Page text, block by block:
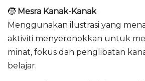
🧒 Mesra Kanak-Kanak
Menggunakan ilustrasi yang
aktiviti menyeronokkan untuk
minat, fokus dan penglibatan
belajar.